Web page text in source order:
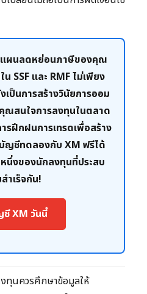
แผนลดหย่อนภาษีของคุณ
SSF และ RMF ไม่เพียง
ป็นการสร้างวินัยการออม
ณสนใจการลงทุนในตลาด
รฝึกฝนการเทรดเพื่อสร้าง
ญชีทดลองกับ XM ฟรีได้
นึ่งของนักลงทุนที่ประสบ
ำเร็จกัน!
XM วันนี้
ทุนควรศึกษาข้อมูลให้